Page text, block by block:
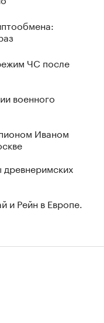
ЧС после
военного
Иваном
древнеримских
и Рейн в Европе.